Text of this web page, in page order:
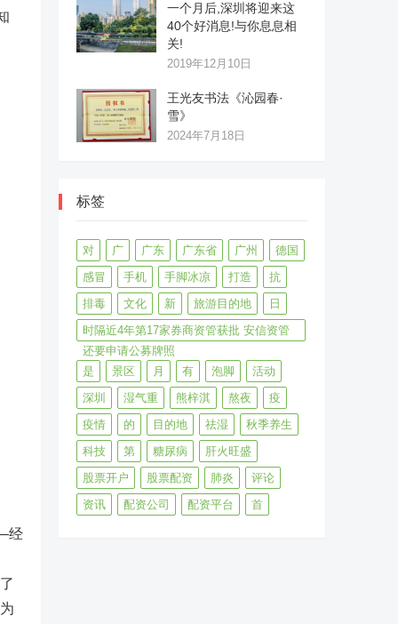
经
一个月后,深圳将迎来这
40个好消息!与你息息相
关!
2019年12月10日
王光友书法《沁园春·
雪》
2024年7月18日
标签
对 广 广东 广东省 广州
德国
感冒
手机 手脚冰凉 打造
抗
排毒
文化 新 旅游目的地
日
时隔近4年第17家券商资管获批 安信资管
还要申请公募牌照
是
景区 月 有 泡脚
活动
深圳
湿气重 熊梓淇 熬夜
疫
疫情
的 目的地 祛湿
秋季养生
科技
第 糖尿病
肝火旺盛
股票开户
股票配资 肺炎
评论
资讯
配资公司 配资平台 首